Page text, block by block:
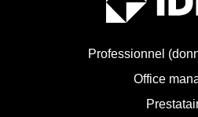
Professionnel
Office